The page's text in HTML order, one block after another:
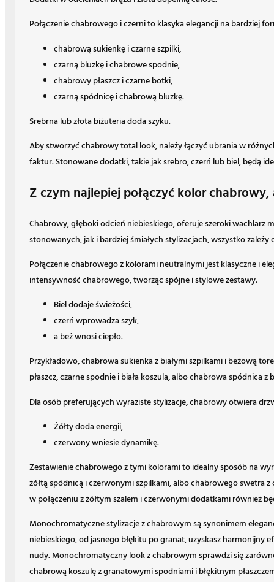
Połączenie chabrowego i czerni to klasyka elegancji na bardziej
chabrową sukienkę i czarne szpilki,
czarną bluzkę i chabrowe spodnie,
chabrowy płaszcz i czarne botki,
czarną spódnicę i chabrową bluzkę.
Srebrna lub złota biżuteria doda szyku.
Aby stworzyć chabrowy total look, należy łączyć ubrania w
faktur. Stonowane dodatki, takie jak srebro, czerń lub biel, będą
Z czym najlepiej połączyć kolor
Chabrowy, głęboki odcień niebieskiego, oferuje szeroki wachlarz
stonowanych, jak i bardziej śmiałych stylizacjach, wszystko zależy
Połączenie chabrowego z kolorami neutralnymi jest klasyczne i
intensywność chabrowego, tworząc spójne i stylowe zestawy.
Biel dodaje świeżości,
czerń wprowadza szyk,
a beż wnosi ciepło.
Przykładowo, chabrowa sukienka z białymi szpilkami i beżową
płaszcz, czarne spodnie i biała koszula, albo chabrowa spódnica
Dla osób preferujących wyraziste stylizacje, chabrowy otwiera
Żółty doda energii,
czerwony wniesie dynamikę.
Zestawienie chabrowego z tymi kolorami to idealny sposób na
żółtą spódnicą i czerwonymi szpilkami, albo chabrowego swetra
w połączeniu z żółtym szalem i czerwonymi dodatkami również
Monochromatyczne stylizacje z chabrowym są synonimem
niebieskiego, od jasnego błękitu po granat, uzyskasz
nudy. Monochromatyczny look z chabrowym sprawdzi się
chabrową koszulę z granatowymi spodniami i błękitnym